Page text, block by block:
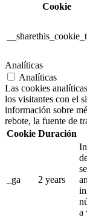
Cookie
Analíticas
Analíticas
Las cookies
los visitantes con el
información sobre
rebote, la fuente de
Cookie Duración
_ga 2 years
a